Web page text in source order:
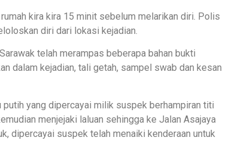
kira kira 15 minit sebelum melarikan diri. Polis
diri dari lokasi kejadian.
telah merampas beberapa bahan bukti
dalam kejadian, tali getah, sampel swab dan kesan
yang dipercayai milik suspek berhampiran titi
menjejaki laluan sehingga ke Jalan Asajaya
dipercayai suspek telah menaiki kenderaan untuk